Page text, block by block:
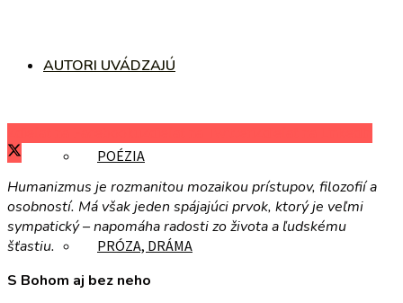
AUTORI UVÁDZAJÚ
POÉZIA
PRÓZA, DRÁMA
Humanizmus je rozmanitou mozaikou prístupov, filozofií a
osobností. Má však jeden spájajúci prvok, ktorý je veľmi
sympatický – napomáha radosti zo života a ľudskému
šťastiu.
S Bohom aj bez neho